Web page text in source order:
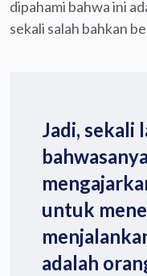
dipahami bahwa ini
sekali salah bahkan
Jadi, sekali
untuk
adalah